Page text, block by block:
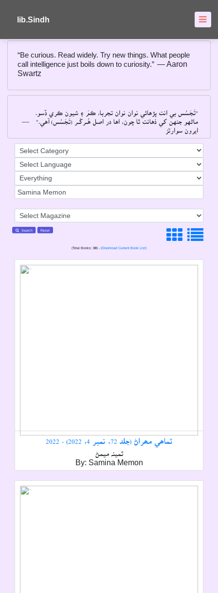
lib.Sindh
“Be curious. Read widely. Try new things. What people
call intelligence just boils down to curiosity.” ― Aaron
Swartz
"تَجَسُس بي انت پڙهائي نوان نوان تجربا، ڪمَ ۽ شيون ڪري ڏسو۔
ماڻهو جنهن کي ذهانت ٿا چون، اها در اصل هُــرکُــر (تَجَسُس) آهي۔"
ايرون سوارٽز
Search Reset
(Total Books: 30) - (Download Current Book List)
ٽماھي مھراڻ (جلد 72، نمبر 4، 2022) - 2022
By: Samina Memon